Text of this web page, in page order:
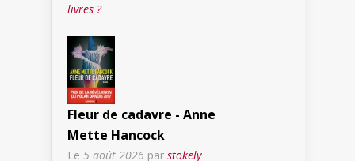
livres ?
Fleur de cadavre - Anne
Mette Hancock
Le 5 août 2026 par stokely